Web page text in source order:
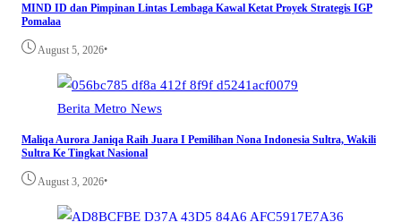
MIND ID dan Pimpinan Lintas Lembaga Kawal Ketat Proyek Strategis IGP
Pomalaa
August 5, 2026•
Berita Metro News
Maliqa Aurora Janiqa Raih Juara I Pemilihan Nona Indonesia Sultra, Wakili
Sultra Ke Tingkat Nasional
August 3, 2026•